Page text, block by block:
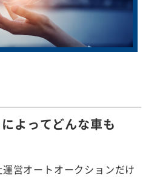
によってどんな車も
営オートオークションだけ